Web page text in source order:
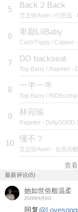
5 Back 2 Back
艾志恒Asen / 付思遥 -
6 卑鄙LilBaby
CashTrippy / Capper
7 DD backseat
Top Barry / Rapeter -
8 一半一半
Top Barry /
9 林宛瑜
Rapeter - DirtyGOOD
10 懂不？
艾志恒Asen - 在雨后
查
最新评论(6)
她如世俗般温柔
2026年6月6日
回复@